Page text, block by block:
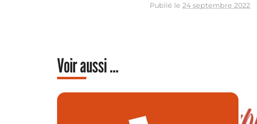
Publié le 24 septembre 2022
Voir aussi ...